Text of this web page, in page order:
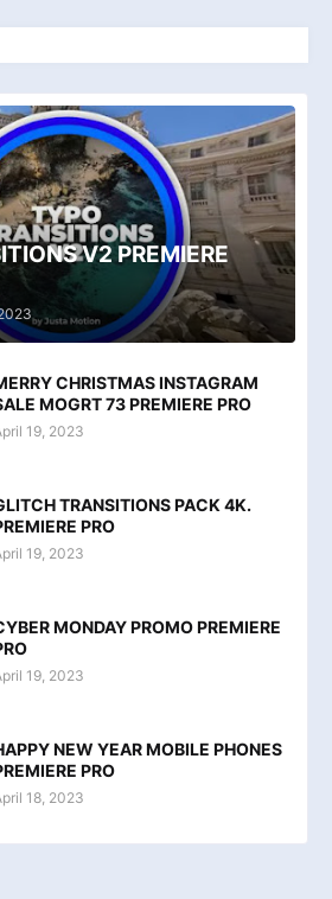
V2 PREMIERE
CHRISTMAS INSTAGRAM
MOGRT 73 PREMIERE PRO
19, 2023
TRANSITIONS PACK 4K.
PRO
19, 2023
MONDAY PROMO PREMIERE
19, 2023
NEW YEAR MOBILE PHONES
PRO
18, 2023